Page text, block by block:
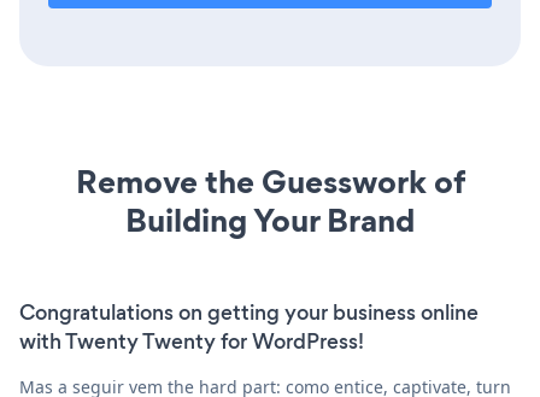
Remove the Guesswork of
Building Your Brand
Congratulations on getting your business online
with Twenty Twenty for WordPress!
Mas a seguir vem the hard part: como entice, captivate, turn